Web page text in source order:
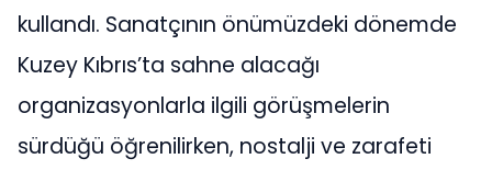
kullandı. Sanatçının önümüzdeki dönemde
Kuzey Kıbrıs’ta sahne alacağı
organizasyonlarla ilgili görüşmelerin
sürdüğü öğrenilirken, nostalji ve zarafeti